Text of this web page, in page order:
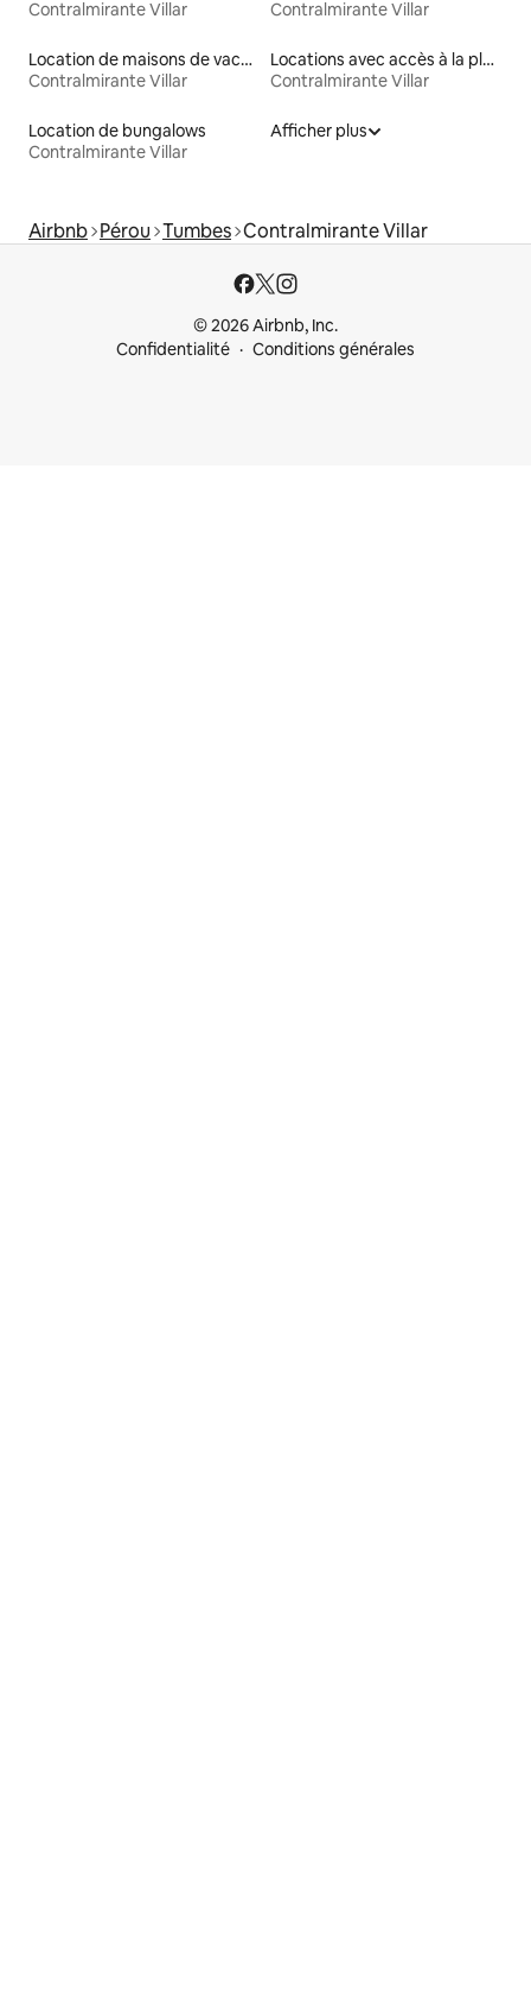
Contralmirante Villar Contralmirante Villar
Location de maisons de vacances
Contralmirante Villar
Locations avec accès à la plage
Contralmirante Villar
Location de bungalows
Contralmirante Villar
Afficher plus
Airbnb Pérou Tumbes Contralmirante Villar
© 2026 Airbnb, Inc.
Confidentialité
Conditions générales